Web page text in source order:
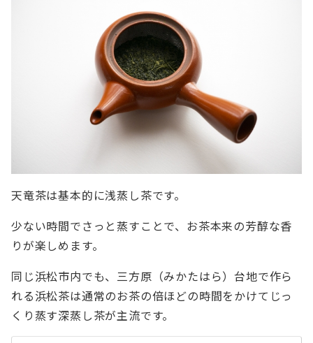
天竜茶は基本的に浅蒸し茶です。
少ない時間でさっと蒸すことで、お茶本来の芳醇な香
りが楽しめます。
同じ浜松市内でも、三方原（みかたはら）台地で作ら
れる浜松茶は通常のお茶の倍ほどの時間をかけてじっ
くり蒸す深蒸し茶が主流です。